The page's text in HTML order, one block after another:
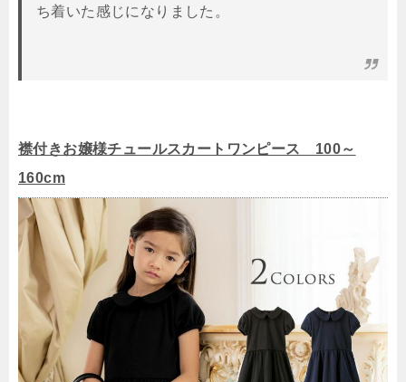
ち着いた感じになりました。
襟付きお嬢様チュールスカートワンピース 100～
160cm